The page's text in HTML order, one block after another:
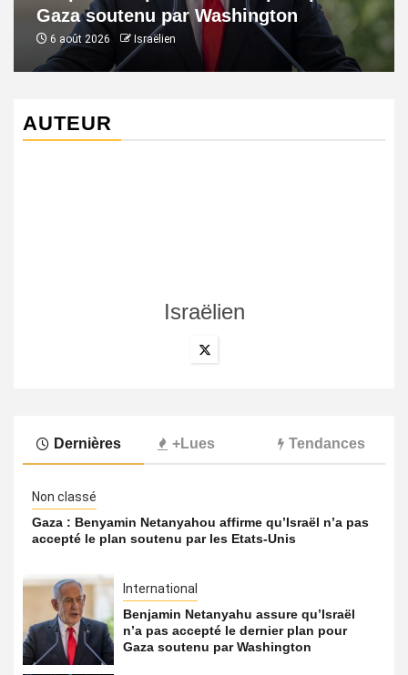
Gaza soutenu par Washington
6 août 2026 Israëlien
AUTEUR
Israëlien
Dernières +Lues Tendances
Non classé
Gaza : Benyamin Netanyahou affirme qu’Israël n’a pas
accepté le plan soutenu par les Etats-Unis
International
Benjamin Netanyahu assure qu’Israël
n’a pas accepté le dernier plan pour
Gaza soutenu par Washington